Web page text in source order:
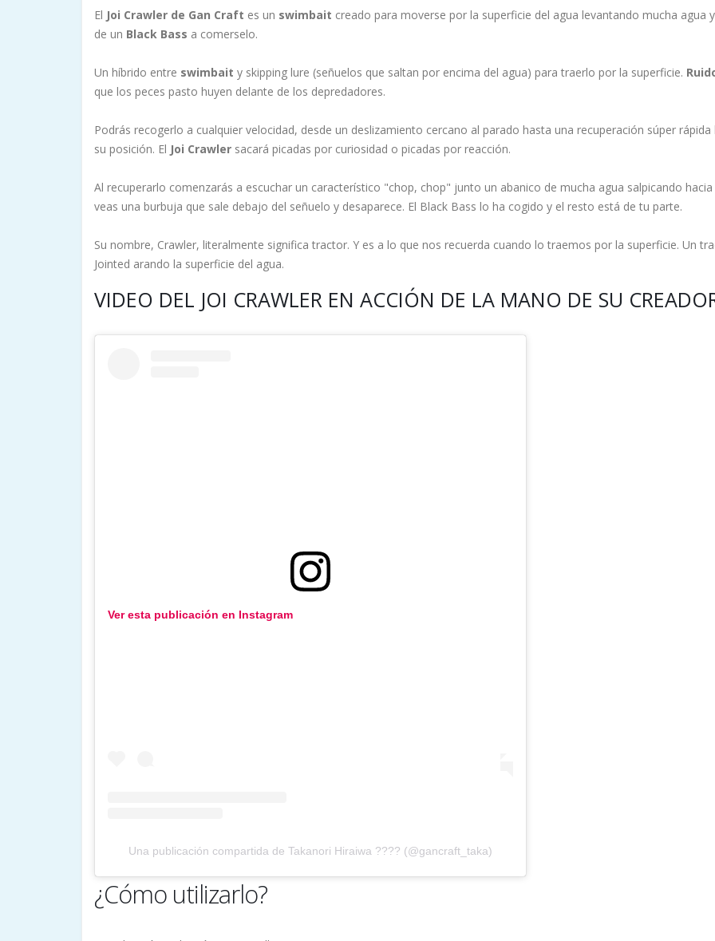
El Joi Crawler de Gan Craft es un swimbait creado para moverse por la superficie del agua levantando mucha
de un Black Bass a comerselo.
Un híbrido entre swimbait y skipping lure (señuelos que saltan por encima del agua) para traerlo por la superficie.
que los peces pasto huyen delante de los depredadores.
Podrás recogerlo a cualquier velocidad, desde un deslizamiento cercano al parado hasta una recuperación súper
su posición. El Joi Crawler sacará picadas por curiosidad o picadas por reacción.
Al recuperarlo comenzarás a escuchar un característico "chop, chop" junto un abanico de mucha agua salpicando
veas una burbuja que sale debajo del señuelo y desaparece. El Black Bass lo ha cogido y el resto está de tu parte.
Su nombre, Crawler, literalmente significa tractor. Y es a lo que nos recuerda cuando lo traemos por la superficie. Un
Jointed arando la superficie del agua.
VIDEO DEL JOI CRAWLER EN ACCIÓN DE LA MANO DE SU
Ver esta publicación en Instagram
Una publicación compartida de Takanori Hiraiwa ???? (@gancraft_taka)
¿Cómo utilizarlo?